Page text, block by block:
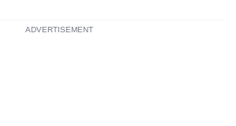
ADVERTISEMENT